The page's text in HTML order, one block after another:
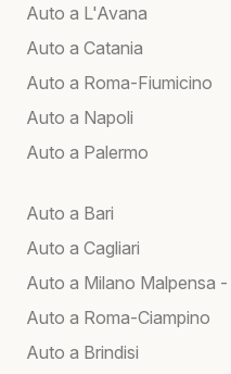
Auto a L'Avana
Auto a Catania
Auto a Roma-Fiumicino
Auto a Napoli
Auto a Palermo
Auto a Bari
Auto a Cagliari
Auto a Milano Malpensa
Auto a Roma-Ciampino
Auto a Brindisi